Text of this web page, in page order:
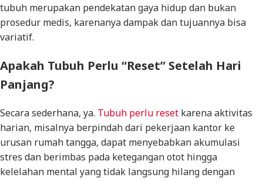
tubuh merupakan pendekatan gaya hidup dan bukan
prosedur medis, karenanya dampak dan tujuannya bisa
variatif.
Apakah Tubuh Perlu “Reset” Setelah Hari
Panjang?
Secara sederhana, ya. Tubuh perlu reset karena aktivitas
harian, misalnya berpindah dari pekerjaan kantor ke
urusan rumah tangga, dapat menyebabkan akumulasi
stres dan berimbas pada ketegangan otot hingga
kelelahan mental yang tidak langsung hilang dengan